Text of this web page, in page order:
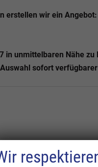
erstellen wir ein Angebot:
in unmittelbaren Nähe zu
sofort